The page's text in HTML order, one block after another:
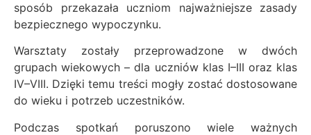
sposób przekazała uczniom najważniejsze zasady
bezpiecznego wypoczynku.
Warsztaty zostały przeprowadzone w dwóch
grupach wiekowych – dla uczniów klas I–III oraz klas
IV–VIII. Dzięki temu treści mogły zostać dostosowane
do wieku i potrzeb uczestników.
Podczas spotkań poruszono wiele ważnych